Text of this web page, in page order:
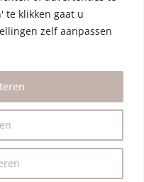
te klikken gaat u
zelf aanpassen